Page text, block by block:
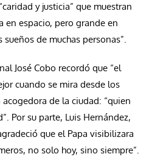
y justicia” que muestran
en espacio, pero grande en
de muchas personas”.
José Cobo recordó que “el
cuando se mira desde los
de la ciudad: “quien
Por su parte, Luis Hernández,
que el Papa visibilizara
no solo hoy, sino siempre”.